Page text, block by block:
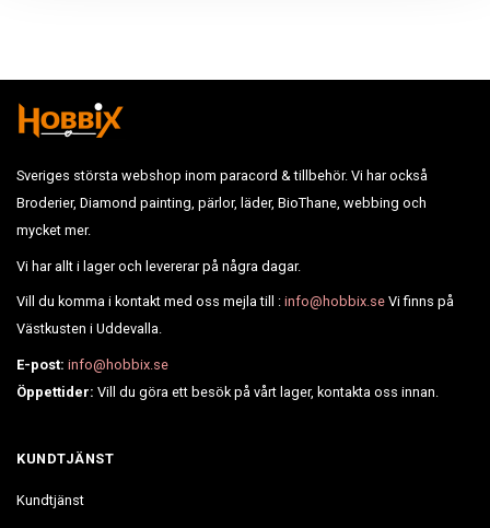
Sveriges största webshop inom paracord & tillbehör. Vi har också
Broderier, Diamond painting, pärlor, läder, BioThane, webbing och
mycket mer.
Vi har allt i lager och levererar på några dagar.
Vill du komma i kontakt med oss mejla till :info@hobbix.se Vi finns på
Västkusten i Uddevalla.
E-post: info@hobbix.se
Öppettider: Vill du göra ett besök på vårt lager, kontakta oss innan.
KUNDTJÄNST
Kundtjänst